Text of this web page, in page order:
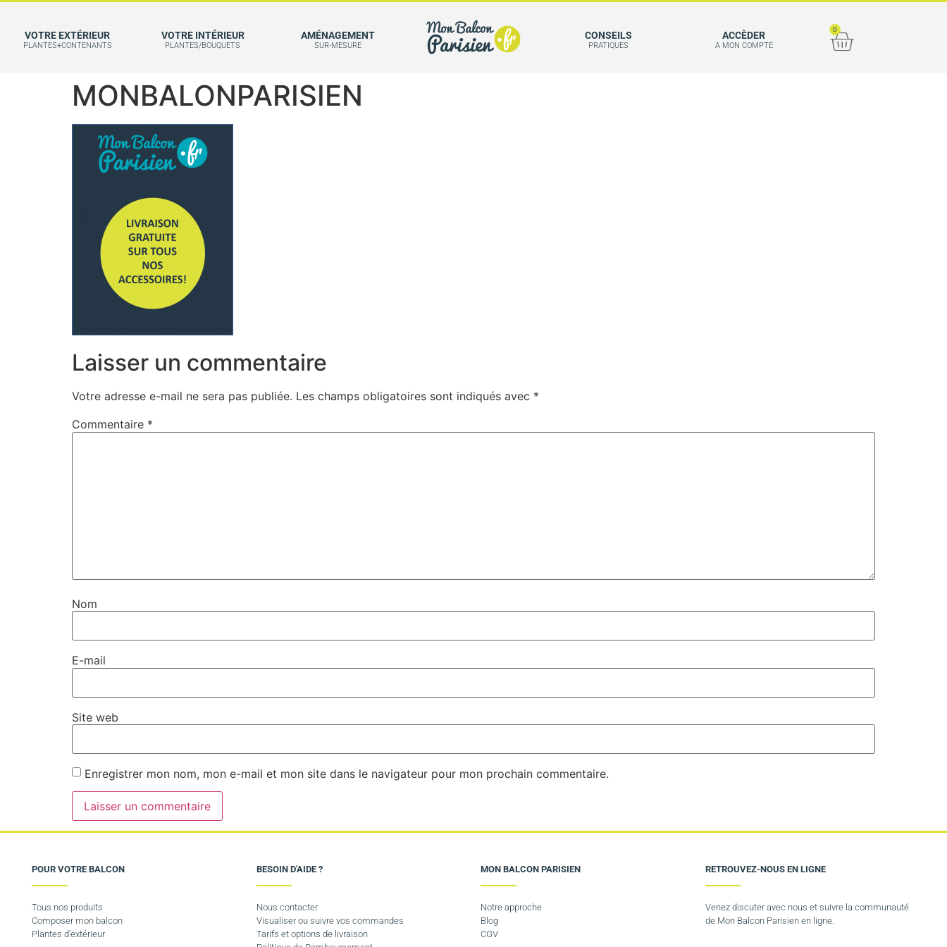
VOTRE EXTÉRIEUR
PLANTES+CONTENANTS
VOTRE INTÉRIEUR
PLANTES/BOUQUETS
AMÉNAGEMENT
SUR-MESURE
CONSEILS
PRATIQUES
ACCÈDER
A MON COMPTE
0
MONBALONPARISIEN
Laisser un commentaire
Votre adresse e-mail ne sera pas publiée. Les champs obligatoires sont indiqués avec *
Commentaire *
Nom
E-mail
Site web
Enregistrer mon nom, mon e-mail et mon site dans le navigateur pour mon prochain commentaire.
POUR VOTRE BALCON
Tous nos produits
Composer mon balcon
Plantes d’extérieur
BESOIN D'AIDE ?
Nous contacter
Visualiser ou suivre vos commandes
Tarifs et options de livraison
MON BALCON PARISIEN
Notre approche
Blog
CGV
RETROUVEZ-NOUS EN LIGNE
Venez discuter avec nous et suivre la communauté
de Mon Balcon Parisien en ligne.